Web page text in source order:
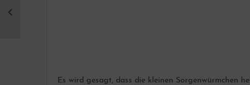
Es wird gesagt, dass die kleinen Sorgenwürmchen